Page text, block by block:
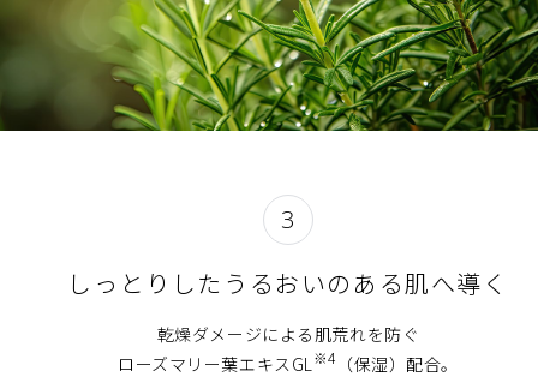
3
しっとりしたうるおいのある肌へ導く
乾燥ダメージによる肌荒れを防ぐ
ローズマリー葉エキスGL ※4 （保湿）配合。